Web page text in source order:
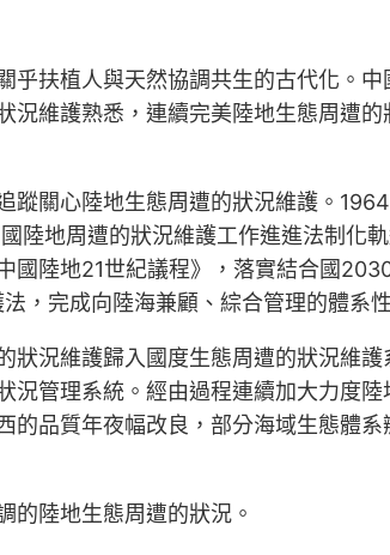
扶植人與天然協調共生的古代化。
維護熟悉，連續完美陸地生態周遭
關心陸地生態周遭的狀況維護。
陸地周遭的狀況維護工作進進法制化
陸地21世紀議程》，落實結合國
，完成向陸海兼顧、綜合管理的體系
況維護歸入國度生態周遭的狀況維
管理系統。經由過程連續加大力度
品質年夜幅改良，部分海域生態體
的陸地生態周遭的狀況。